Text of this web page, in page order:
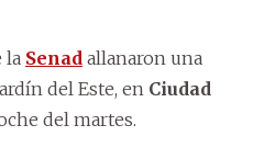
la Senad allanaron una
del Este, en Ciudad
del martes.